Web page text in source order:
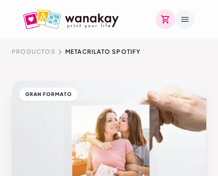
PRODUCTOS METACRILATO SPOTIFY
GRAN FORMATO